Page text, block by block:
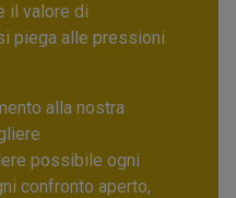
il valore di
piega alle pressioni
alla nostra
possibile ogni
confronto aperto,